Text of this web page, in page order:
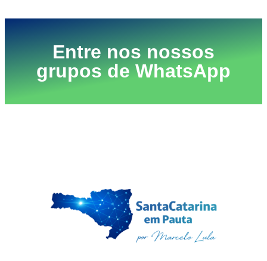
Entre nos nossos
grupos de WhatsApp